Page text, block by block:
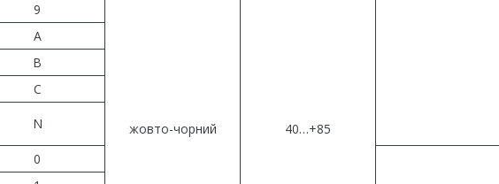
жовто-чорний 40…+85
9
A
В
С
N
0